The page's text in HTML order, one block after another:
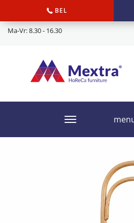
BEL
Ma-Vr: 8.30 - 16.30